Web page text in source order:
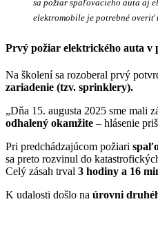
elektromobile je potrebné overiť
Prvý požiar elektrického auta v
Na školení sa rozoberal prvý
zariadenie (tzv. sprinklery).
„Dňa 15. augusta 2025 sme mali
odhalený okamžite – hlásenie
Pri predchádzajúcom požiari
sa preto rozvinul do
Celý zásah trval 3 hodiny a 16
K udalosti došlo na úrovni